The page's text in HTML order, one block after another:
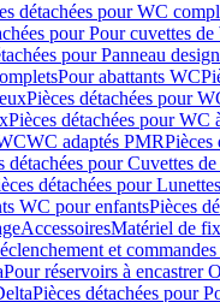
détachées pour WC
pour Pour cuvettes
pour Panneau design
Pour abattants WC
Pièces détachées pour
Pièces détachées pour WC
WC adaptés PMRPièces
détachées pour Cuvettes
détachées pour
WC pour enfantsPièces
AccessoiresMatériel de
et
Pour réservoirs à encastrer
Pièces détachées pour